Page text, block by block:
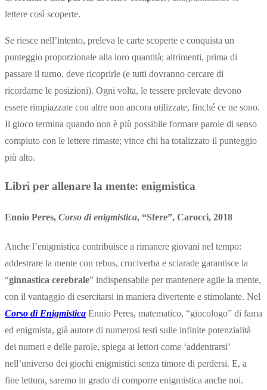
lettere così scoperte.
Se riesce nell’intento, preleva le carte scoperte e conquista un
punteggio proporzionale alla loro quantità; altrimenti, prima di
passare il turno, deve ricoprirle (e tutti dovranno cercare di
ricordarne le posizioni). Ogni volta, le tessere prelevate devono
essere rimpiazzate con altre non ancora utilizzate, finché ce ne sono.
Il gioco termina quando non è più possibile formare parole di senso
compiuto con le lettere rimaste; vince chi ha totalizzato il punteggio
più alto.
Libri per allenare la mente: enigmistica
Ennio Peres, Corso di enigmistica, “Sfere”, Carocci, 2018
Anche l’enigmistica contribuisce a rimanere giovani nel tempo:
addestrare la mente con rebus, cruciverba e sciarade garantisce la
“ginnastica cerebrale” indispensabile per mantenere agile la mente,
con il vantaggio di esercitarsi in maniera divertente e stimolante. Nel
Corso di Enigmistica Ennio Peres, matematico, “giocologo” di fama
ed enigmista, già autore di numerosi testi sulle infinite potenzialità
dei numeri e delle parole, spiega ai lettori come ‘addentrarsi’
nell’universo dei giochi enigmistici senza timore di perdersi. E, a
fine lettura, saremo in grado di comporre enigmistica anche noi.